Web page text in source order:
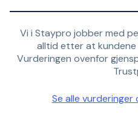
Vi i Staypro jobber med
alltid etter at kundene
Vurderingen ovenfor
Se alle vurderinger